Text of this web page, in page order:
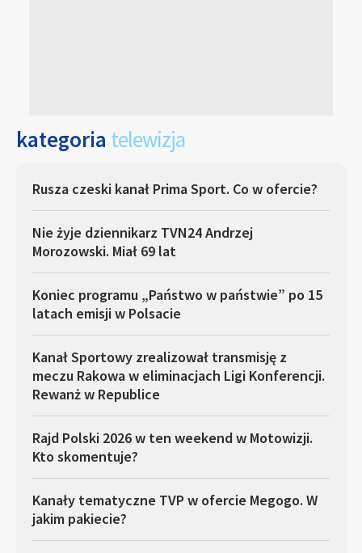
kategoria telewizja
Rusza czeski kanał Prima Sport. Co w ofercie?
Nie żyje dziennikarz TVN24 Andrzej
Morozowski. Miał 69 lat
Koniec programu „Państwo w państwie” po 15
latach emisji w Polsacie
Kanał Sportowy zrealizował transmisję z
meczu Rakowa w eliminacjach Ligi Konferencji.
Rewanż w Republice
Rajd Polski 2026 w ten weekend w Motowizji.
Kto skomentuje?
Kanały tematyczne TVP w ofercie Megogo. W
jakim pakiecie?